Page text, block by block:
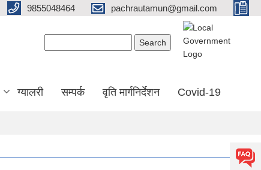
9855048464 pachrautamun@gmail.com
ग्यालरी सम्पर्क वृति मार्गनिर्देशन Covid-19